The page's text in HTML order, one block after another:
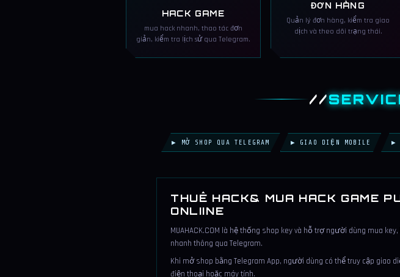
HACK GAME
mua hack nhanh, thao tác đơn
giản, kiểm tra lịch sử qua Telegram.
ĐƠN HÀNG
Quản lý đơn hàng, kiểm tra giao
dịch và theo dõi trạng thái.
//
▶ MỞ SHOP QUA TELEGRAM ▶ GIAO DIỆN MOBILE ▶
THUÊ HACK& MUA HACK GAME
ONLIINE
MUAHACK.COM là hệ thống shop key và hỗ trợ người dùng mua
nhanh thông qua Telegram.
Khi mở shop bằng Telegram App, người dùng có thể truy cập giao
điện thoại hoặc máy tính.